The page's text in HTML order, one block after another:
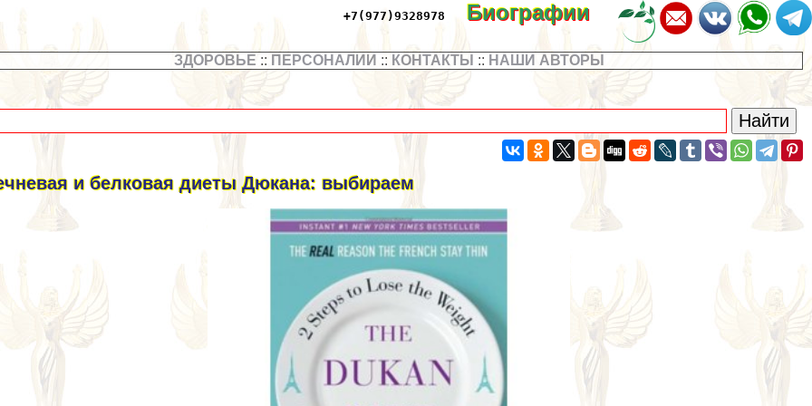
+7(977)9328978 Биографии
ЗДОРОВЬЕ :: ПЕРСОНАЛИИ :: КОНТАКТЫ :: НАШИ АВТОРЫ
и белковая диеты Дюкана: выбираем